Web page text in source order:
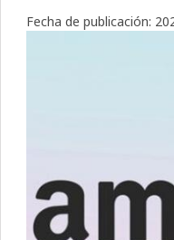
Fecha de publicación: